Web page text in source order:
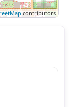
contributors